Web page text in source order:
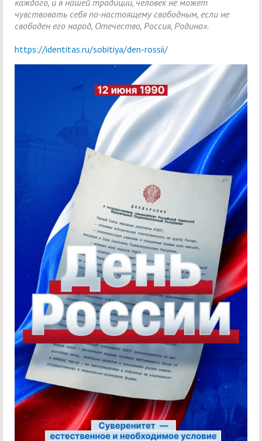
каждого, и в нашей традиции, человек не может
чувствовать себя по-настоящему свободным, если не
свободен его народ, Отечество, Россия, Родина».
https://identitas.ru/sobitiya/den-rossii/